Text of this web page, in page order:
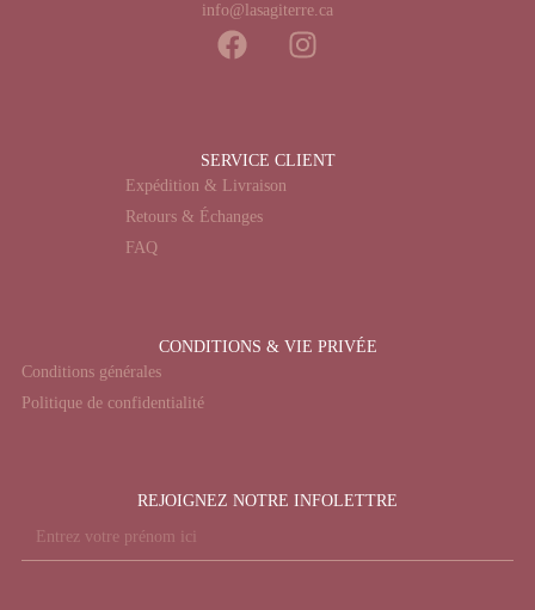
info@lasagiterre.ca
SERVICE CLIENT
Expédition & Livraison
Retours & Échanges
FAQ
CONDITIONS & VIE PRIVÉE
Conditions générales
Politique de confidentialité
REJOIGNEZ NOTRE INFOLETTRE